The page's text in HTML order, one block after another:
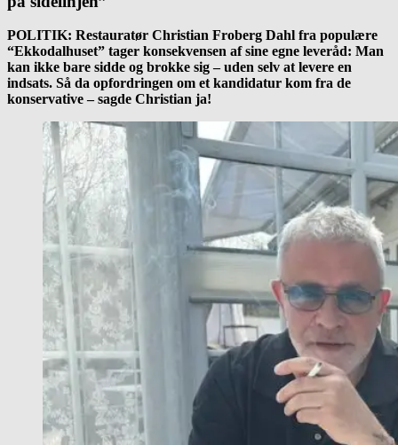
POLITIK: Restauratør Christian Froberg Dahl fra populære
“Ekkodalhuset” tager konsekvensen af sine egne leveråd: Man
kan ikke bare sidde og brokke sig – uden selv at levere en
indsats. Så da opfordringen om et kandidatur kom fra de
konservative – sagde Christian ja!